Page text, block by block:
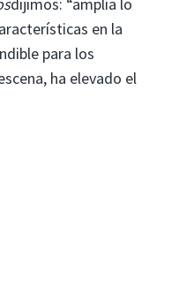
en la
para los
ha elevado el